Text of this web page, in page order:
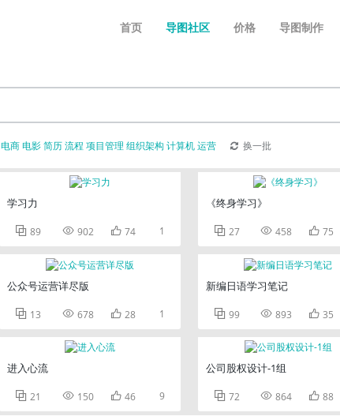
首页 导图社区 价格 导图制作
电商电影简历流程 项目管理 组织架构 计算机运营 换一批
学习力
 89  902  74 1
公众号运营详尽版
 13  678  28 1
进入心流
 21  150  46 9
《终身学习》
 27  458  75
新编日语学习笔记
 99  893  35
公司股权设计-1组
 72  864  88